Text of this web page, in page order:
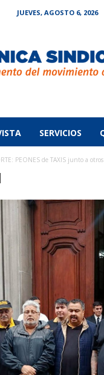
JUEVES, AGOSTO 6, 2026
SERVICIOS
PEONES de TAXIS junto a